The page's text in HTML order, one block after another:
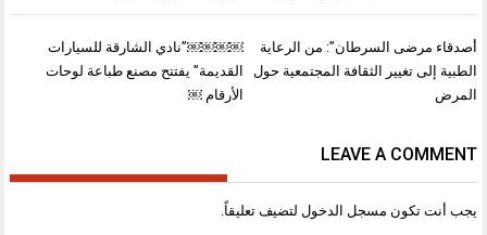
تصفّح
المقالات
￼￼￼￼”نادي الشارقة للسيارات
القديمة” يفتتح مصنع طباعة لوحات
الأرقام ￼
أصدقاء مرضى السرطان”: من الرعاية
الطبية إلى تغيير الثقافة المجتمعية حول
المرض
LEAVE A COMMENT
يجب أنت تكون مسجل الدخول لتضيف تعليقاً.